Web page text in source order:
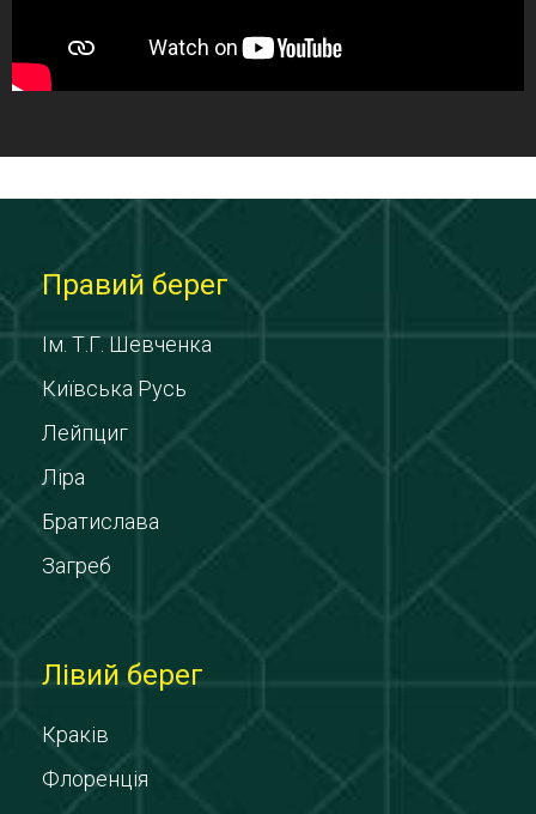
Правий берег
Ім. Т.Г. Шевченка
Київська Русь
Лейпциг
Ліра
Братислава
Загреб
Лівий берег
Краків
Флоренція